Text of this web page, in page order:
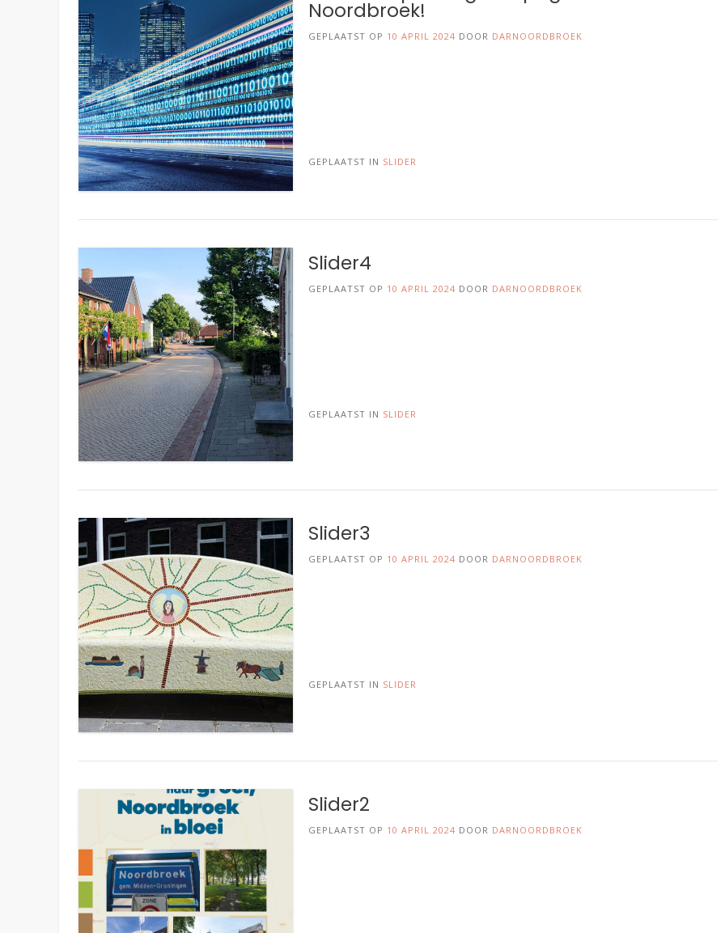
Noordbroek!
GEPLAATST OP 10 APRIL 2024 DOOR DARNOORDBROEK
GEPLAATST IN SLIDER
Slider4
GEPLAATST OP 10 APRIL 2024 DOOR DARNOORDBROEK
GEPLAATST IN SLIDER
Slider3
GEPLAATST OP 10 APRIL 2024 DOOR DARNOORDBROEK
GEPLAATST IN SLIDER
Slider2
GEPLAATST OP 10 APRIL 2024 DOOR DARNOORDBROEK